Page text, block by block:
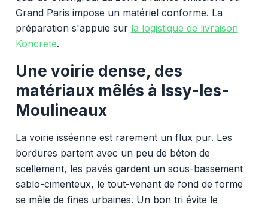
Grand Paris impose un matériel conforme. La
préparation s'appuie sur la logistique de livraison
Koncrete.
Une voirie dense, des
matériaux mêlés à Issy-les-
Moulineaux
La voirie isséenne est rarement un flux pur. Les
bordures partent avec un peu de béton de
scellement, les pavés gardent un sous-bassement
sablo-cimenteux, le tout-venant de fond de forme
se mêle de fines urbaines. Un bon tri évite le